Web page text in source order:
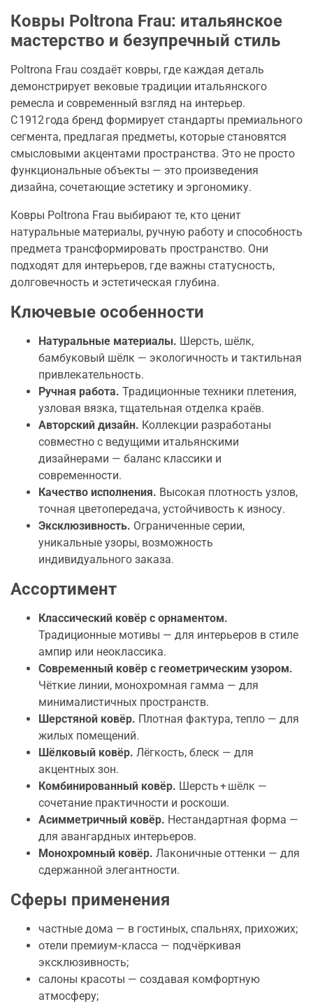
Ковры Poltrona Frau: итальянское
мастерство и безупречный стиль
Poltrona Frau создаёт ковры, где каждая деталь
демонстрирует вековые традиции итальянского
ремесла и современный взгляд на интерьер.
С 1912 года бренд формирует стандарты премиального
сегмента, предлагая предметы, которые становятся
смысловыми акцентами пространства. Это не просто
функциональные объекты — это произведения
дизайна, сочетающие эстетику и эргономику.
Ковры Poltrona Frau выбирают те, кто ценит
натуральные материалы, ручную работу и способность
предмета трансформировать пространство. Они
подходят для интерьеров, где важны статусность,
долговечность и эстетическая глубина.
Ключевые особенности
Натуральные материалы. Шерсть, шёлк,
бамбуковый шёлк — экологичность и тактильная
привлекательность.
Ручная работа. Традиционные техники плетения,
узловая вязка, тщательная отделка краёв.
Авторский дизайн. Коллекции разработаны
совместно с ведущими итальянскими
дизайнерами — баланс классики и
современности.
Качество исполнения. Высокая плотность узлов,
точная цветопередача, устойчивость к износу.
Эксклюзивность. Ограниченные серии,
уникальные узоры, возможность
индивидуального заказа.
Ассортимент
Классический ковёр с орнаментом.
Традиционные мотивы — для интерьеров в стиле
ампир или неоклассика.
Современный ковёр с геометрическим узором.
Чёткие линии, монохромная гамма — для
минималистичных пространств.
Шерстяной ковёр. Плотная фактура, тепло — для
жилых помещений.
Шёлковый ковёр. Лёгкость, блеск — для
акцентных зон.
Комбинированный ковёр. Шерсть + шёлк —
сочетание практичности и роскоши.
Асимметричный ковёр. Нестандартная форма —
для авангардных интерьеров.
Монохромный ковёр. Лаконичные оттенки — для
сдержанной элегантности.
Сферы применения
частные дома — в гостиных, спальнях, прихожих;
отели премиум‑класса — подчёркивая
эксклюзивность;
салоны красоты — создавая комфортную
атмосферу;